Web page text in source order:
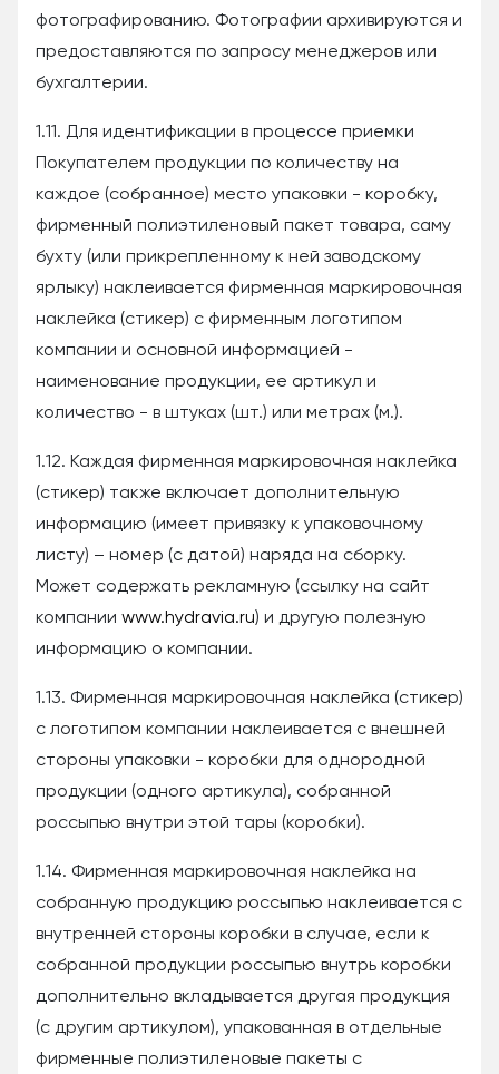
фотографированию. Фотографии архивируются и
предоставляются по запросу менеджеров или
бухгалтерии.
1.11. Для идентификации в процессе приемки
Покупателем продукции по количеству на
каждое (собранное) место упаковки - коробку,
фирменный полиэтиленовый пакет товара, саму
бухту (или прикрепленному к ней заводскому
ярлыку) наклеивается фирменная маркировочная
наклейка (стикер) с фирменным логотипом
компании и основной информацией -
наименование продукции, ее артикул и
количество - в штуках (шт.) или метрах (м.).
1.12. Каждая фирменная маркировочная наклейка
(стикер) также включает дополнительную
информацию (имеет привязку к упаковочному
листу) – номер (с датой) наряда на сборку.
Может содержать рекламную (ссылку на сайт
компании www.hydravia.ru) и другую полезную
информацию о компании.
1.13. Фирменная маркировочная наклейка (стикер)
с логотипом компании наклеивается с внешней
стороны упаковки - коробки для однородной
продукции (одного артикула), собранной
россыпью внутри этой тары (коробки).
1.14. Фирменная маркировочная наклейка на
собранную продукцию россыпью наклеивается с
внутренней стороны коробки в случае, если к
собранной продукции россыпью внутрь коробки
дополнительно вкладывается другая продукция
(с другим артикулом), упакованная в отдельные
фирменные полиэтиленовые пакеты с